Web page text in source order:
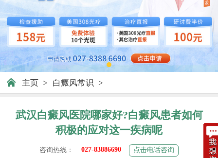
主页 > 白癜风常识 >
武汉白癜风医院哪家好?白癜风患者如何
积极的应对这一疾病呢
咨询热线： 027-83886690 点击电话咨询